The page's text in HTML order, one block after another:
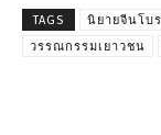
TAGS นิยายจีนโบ
วรรณกรรมเยาวชน